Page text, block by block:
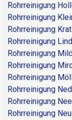
Rohrreinigung
Rohrreinigung
Rohrreinigung
Rohrreinigung
Rohrreinigung
Rohrreinigung
Rohrreinigung
Rohrreinigung
Rohrreinigung
Rohrreinigung